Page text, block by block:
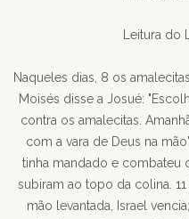
Leitura do
Naqueles dias, 8 os
Moisés disse a Josué:
contra os amalecitas.
com a vara de Deus na
tinha mandado e combateu
subiram ao topo da colina.
mão levantada, Israel